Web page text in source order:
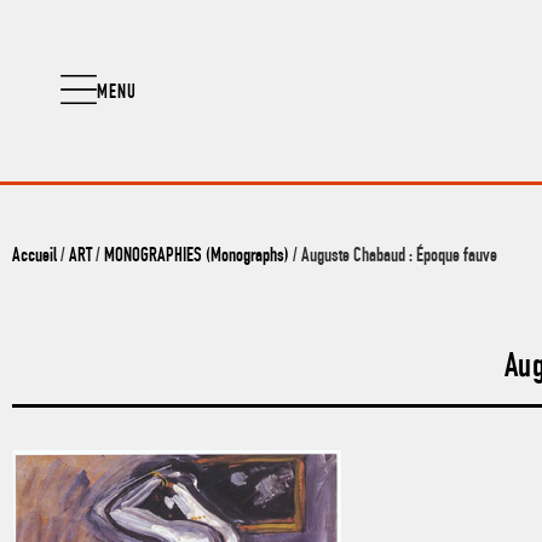
MENU
Accueil/ ART / MONOGRAPHIES (Monographs) / Auguste Chabaud : Époque fauve